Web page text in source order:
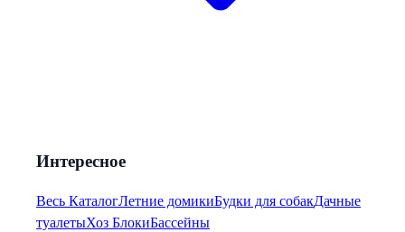
Интересное
Весь КаталогЛетние домикиБудки для собакДачные
туалетыХоз БлокиБассейны